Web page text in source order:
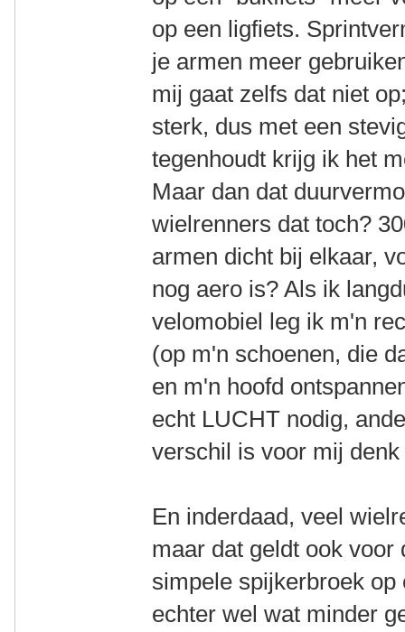
op een ligfiets.
je armen meer
mij gaat zelfs dat niet
sterk, dus met een
tegenhoudt krijg ik het
Maar dan dat
wielrenners dat toch?
armen dicht bij elkaar,
nog aero is? Als ik
velomobiel leg ik m'n
(op m'n schoenen, die
en m'n hoofd
echt LUCHT nodig,
verschil is voor mij
En inderdaad, veel
maar dat geldt ook
simpele spijkerbroek
echter wel wat minder